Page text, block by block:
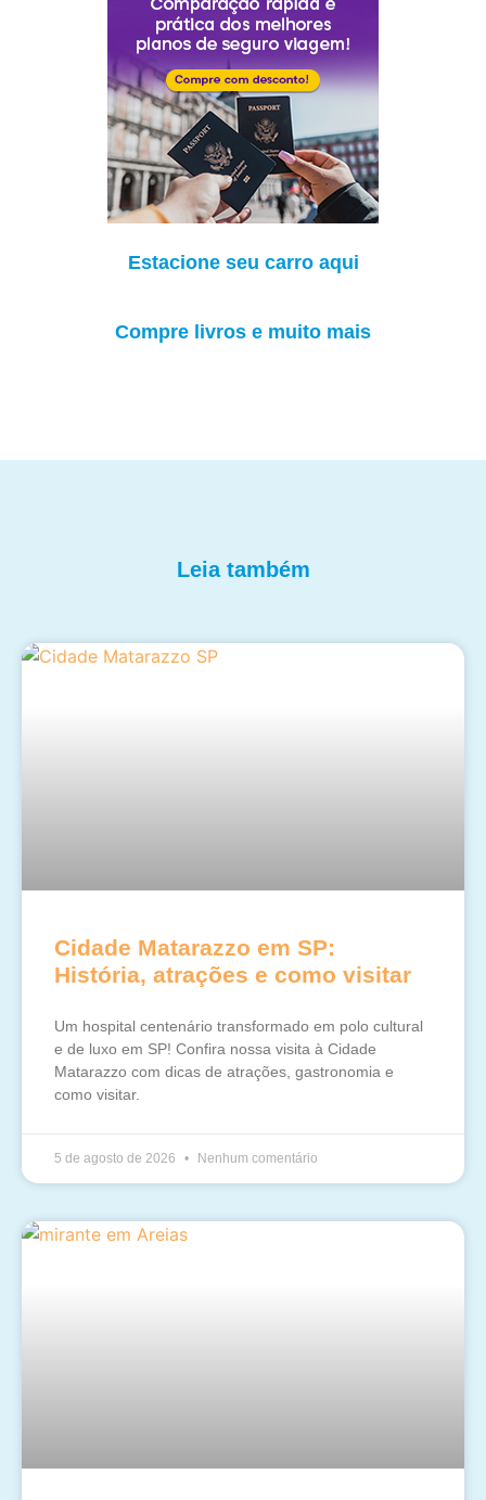
Estacione seu carro aqui
Compre livros e muito mais
Leia também
Cidade Matarazzo em SP:
História, atrações e como visitar
Um hospital centenário transformado em polo cultural
e de luxo em SP! Confira nossa visita à Cidade
Matarazzo com dicas de atrações, gastronomia e
como visitar.
5 de agosto de 2026 Nenhum comentário